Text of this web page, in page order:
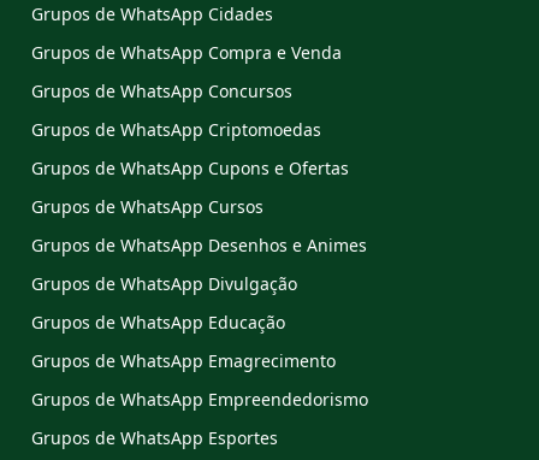
Grupos de WhatsApp Cidades
Grupos de WhatsApp Compra e Venda
Grupos de WhatsApp Concursos
Grupos de WhatsApp Criptomoedas
Grupos de WhatsApp Cupons e Ofertas
Grupos de WhatsApp Cursos
Grupos de WhatsApp Desenhos e Animes
Grupos de WhatsApp Divulgação
Grupos de WhatsApp Educação
Grupos de WhatsApp Emagrecimento
Grupos de WhatsApp Empreendedorismo
Grupos de WhatsApp Esportes